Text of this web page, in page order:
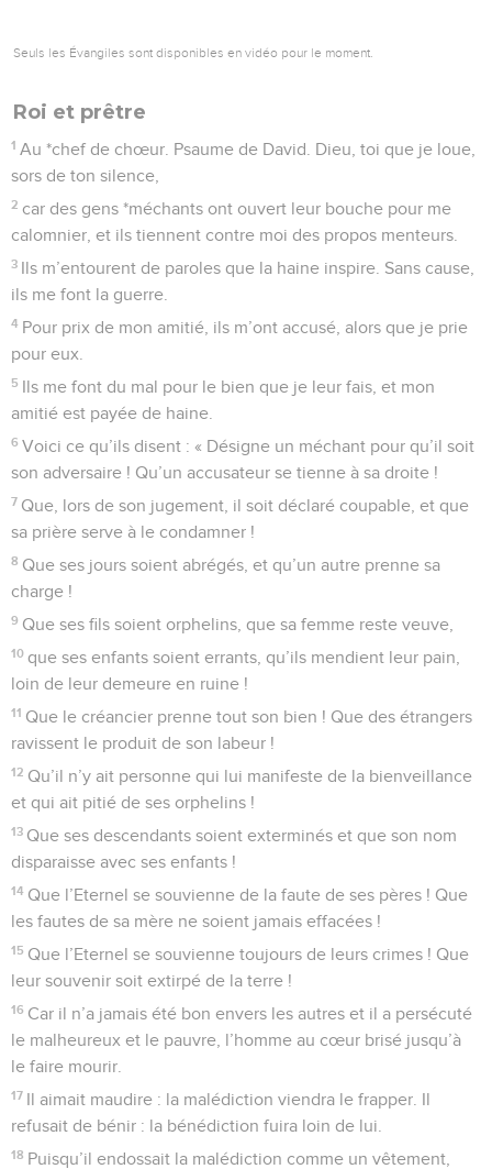
Seuls les Évangiles sont disponibles en vidéo pour le moment.
Roi et prêtre
1 Au *chef de chœur. Psaume de David. Dieu, toi que je loue,
sors de ton silence,
2 car des gens *méchants ont ouvert leur bouche pour me
calomnier, et ils tiennent contre moi des propos menteurs.
3 Ils m’entourent de paroles que la haine inspire. Sans cause,
ils me font la guerre.
4 Pour prix de mon amitié, ils m’ont accusé, alors que je prie
pour eux.
5 Ils me font du mal pour le bien que je leur fais, et mon
amitié est payée de haine.
6 Voici ce qu’ils disent : « Désigne un méchant pour qu’il soit
son adversaire ! Qu’un accusateur se tienne à sa droite !
7 Que, lors de son jugement, il soit déclaré coupable, et que
sa prière serve à le condamner !
8 Que ses jours soient abrégés, et qu’un autre prenne sa
charge !
9 Que ses fils soient orphelins, que sa femme reste veuve,
10 que ses enfants soient errants, qu’ils mendient leur pain,
loin de leur demeure en ruine !
11 Que le créancier prenne tout son bien ! Que des étrangers
ravissent le produit de son labeur !
12 Qu’il n’y ait personne qui lui manifeste de la bienveillance
et qui ait pitié de ses orphelins !
13 Que ses descendants soient exterminés et que son nom
disparaisse avec ses enfants !
14 Que l’Eternel se souvienne de la faute de ses pères ! Que
les fautes de sa mère ne soient jamais effacées !
15 Que l’Eternel se souvienne toujours de leurs crimes ! Que
leur souvenir soit extirpé de la terre !
16 Car il n’a jamais été bon envers les autres et il a persécuté
le malheureux et le pauvre, l’homme au cœur brisé jusqu’à
le faire mourir.
17 Il aimait maudire : la malédiction viendra le frapper. Il
refusait de bénir : la bénédiction fuira loin de lui.
18 Puisqu’il endossait la malédiction comme un vêtement,